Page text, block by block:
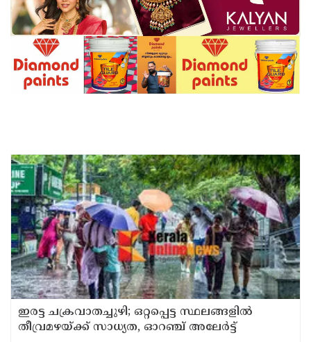
ഇരട്ട ചക്രവാതച്ചുഴി; ഒറ്റപ്പെട്ട സ്ഥലങ്ങളില്‍
തീവ്രമഴയ്ക്ക് സാധ്യത, ഓറഞ്ച് അലേർട്ട്